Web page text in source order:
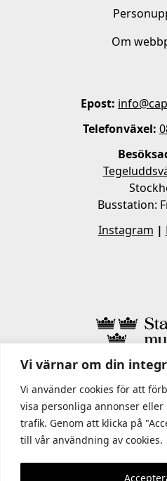
Vi värnar om din
Vi använder cookies för att
visa personliga annonser
trafik. Genom att klicka på
till vår användning av cookies.
Om
Epost:
Telefonväxel:
Busstation:
Instagram |
I STATENS